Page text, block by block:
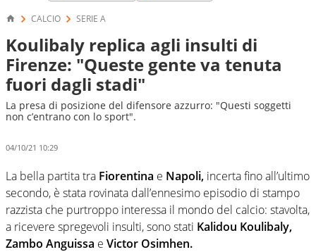
CALCIO SERIE A
Koulibaly replica agli insulti di
Firenze: "Queste gente va tenuta
fuori dagli stadi"
La presa di posizione del difensore azzurro: "Questi soggetti
non c’entrano con lo sport".
04/10/21 10:29
La bella partita tra Fiorentina e Napoli, incerta fino all’ultimo
secondo, è stata rovinata dall’ennesimo episodio di stampo
razzista che purtroppo interessa il mondo del calcio: stavolta,
a ricevere spregevoli insulti, sono stati Kalidou Koulibaly,
Zambo Anguissa e Victor Osimhen.